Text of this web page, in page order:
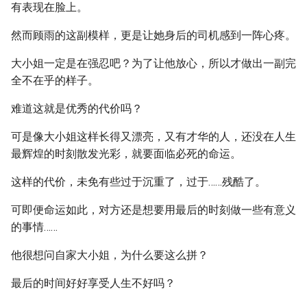
有表现在脸上。
然而顾雨的这副模样，更是让她身后的司机感到一阵心疼。
大小姐一定是在强忍吧？为了让他放心，所以才做出一副完
全不在乎的样子。
难道这就是优秀的代价吗？
可是像大小姐这样长得又漂亮，又有才华的人，还没在人生
最辉煌的时刻散发光彩，就要面临必死的命运。
这样的代价，未免有些过于沉重了，过于……残酷了。
可即便命运如此，对方还是想要用最后的时刻做一些有意义
的事情……
他很想问自家大小姐，为什么要这么拼？
最后的时间好好享受人生不好吗？